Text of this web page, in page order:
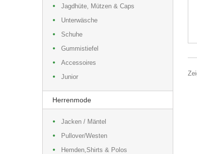
Jagdhüte, Mützen & Caps
Unterwäsche
Schuhe
Gummistiefel
Accessoires
Junior
Herrenmode
Jacken / Mäntel
Pullover/Westen
Hemden,Shirts & Polos